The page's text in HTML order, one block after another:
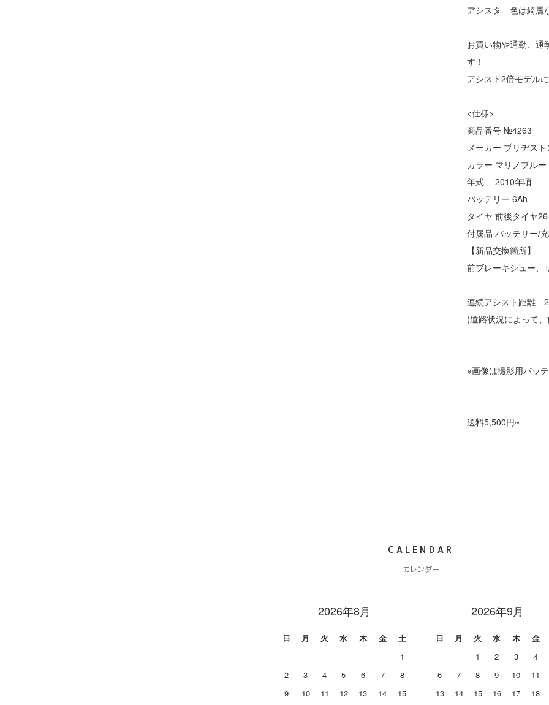
アシスタ 色は綺麗
お買い物や通勤、通
す！
アシスト2倍モデル
<仕様>
商品番号 №4263
メーカー ブリヂスト
カラー マリノブルー
年式 2010年頃
バッテリー 6Ah
タイヤ 前後タイヤ
付属品 バッテリー/
【新品交換箇所】
前ブレーキシュー、
連続アシスト距離
(道路状況によって
※画像は撮影用バッ
送料5,500円~
CALENDAR
カレンダー
2026年8月
日 月 火 水 木 金
土
1
2
3 4 5 6 7
8
9
10 11 12 13 14
15
2026年9月
日 月 火 水 木 金
1
2 3 4
6
7 8 9 10 11
13
14 15 16 17 18